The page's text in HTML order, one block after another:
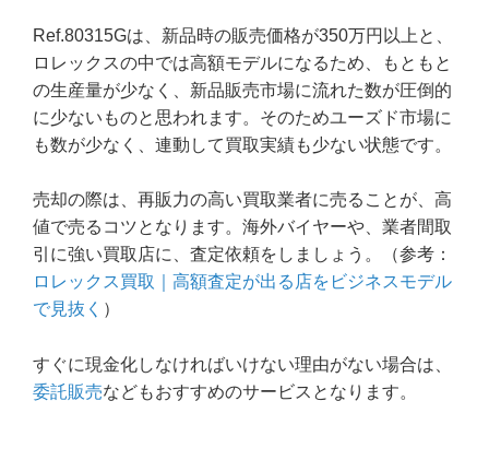
Ref.80315Gは、新品時の販売価格が350万円以上と、
ロレックスの中では高額モデルになるため、もともと
の生産量が少なく、新品販売市場に流れた数が圧倒的
に少ないものと思われます。そのためユーズド市場に
も数が少なく、連動して買取実績も少ない状態です。
売却の際は、再販力の高い買取業者に売ることが、高
値で売るコツとなります。海外バイヤーや、業者間取
引に強い買取店に、査定依頼をしましょう。（参考：
ロレックス買取｜高額査定が出る店をビジネスモデル
で見抜く ）
すぐに現金化しなければいけない理由がない場合は、
委託販売などもおすすめのサービスとなります。